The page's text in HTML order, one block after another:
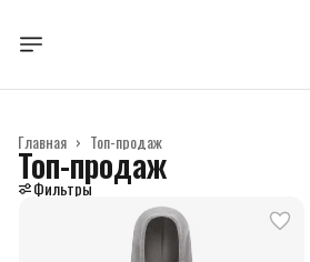
Топ-продаж
Главная ›
Топ-продаж
Фильтры